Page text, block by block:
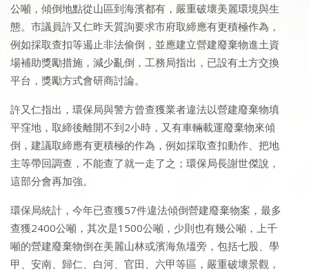
公噸，傾倒地點從山區到海濱都有，嚴重破壞美麗環境與生
態。市議員許又仁昨天質詢要求市府取締應有更積極作為，
例如採取查扣等遏止非法偷倒，並應建立營建廢棄物進土資
場補助獎勵措施，減少亂倒，工務局指出，已設有土方交換
平台，獎勵方式會研商討論。
許又仁指出，環保局與警方曾查獲業者違法以營建廢棄物填
平窪地，取締後離開不到2小時，又有車輛載運廢棄物來傾
倒，建議取締應有更積極的作為，例如採取查扣動作、把地
主等帶回調查，不能查了就一走了之；環保局長謝世傑說，
這部分會再加強。
環保局統計，今年已查獲57件違法傾倒營建廢棄物案，最多
查獲2400公噸，其次是1500公噸，少則也有幾公噸，上千
噸的營建廢棄物倒在美麗山林或濱海魚塭旁，包括七股、學
甲、安南、歸仁、白河、官田、六甲等區，嚴重破壞景觀，